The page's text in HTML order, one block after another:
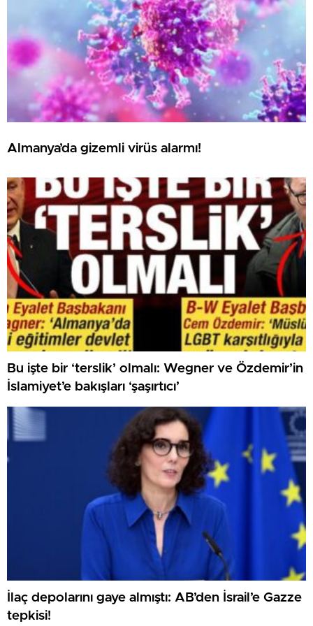
Almanya’da gizemli virüs alarmı!
Bu işte bir ‘terslik’ olmalı: Wegner ve Özdemir’in
İslamiyet’e bakışları ‘şaşırtıcı’
İlaç depolarını gaye almıştı: AB’den İsrail’e Gazze
tepkisi!